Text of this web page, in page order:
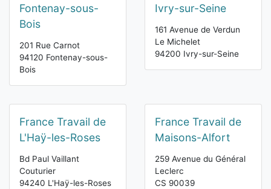
Fontenay-sous-
Bois
201 Rue Carnot
94120 Fontenay-sous-
Bois
Ivry-sur-Seine
161 Avenue de Verdun
Le Michelet
94200 Ivry-sur-Seine
France Travail de
L'Haÿ-les-Roses
Bd Paul Vaillant
Couturier
94240 L'Haÿ-les-Roses
France Travail de
Maisons-Alfort
259 Avenue du Général
Leclerc
CS 90039